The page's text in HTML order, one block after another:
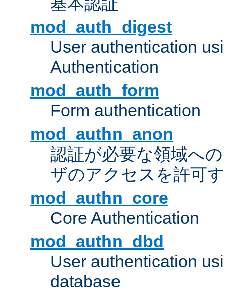
mod_auth_digest
User authentication
Authentication
mod_auth_form
Form authentication
mod_authn_anon
認証が必要な領域へ
ザのアクセスを許可
mod_authn_core
Core Authentication
mod_authn_dbd
User authentication
database